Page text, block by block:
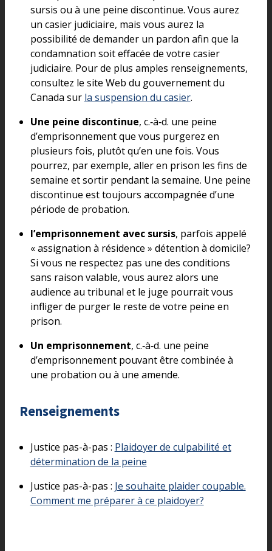
sursis ou à une peine discontinue. Vous aurez
un casier judiciaire, mais vous aurez la
possibilité de demander un pardon afin que la
condamnation soit effacée de votre casier
judiciaire. Pour de plus amples renseignements,
consultez le site Web du gouvernement du
Canada sur la suspension du casier.
Une peine discontinue, c.‑à‑d. une peine
d’emprisonnement que vous purgerez en
plusieurs fois, plutôt qu’en une fois. Vous
pourrez, par exemple, aller en prison les fins de
semaine et sortir pendant la semaine. Une peine
discontinue est toujours accompagnée d’une
période de probation.
l’emprisonnement avec sursis, parfois appelé
« assignation à résidence » détention à domicile?
Si vous ne respectez pas une des conditions
sans raison valable, vous aurez alors une
audience au tribunal et le juge pourrait vous
infliger de purger le reste de votre peine en
prison.
Un emprisonnement, c.‑à‑d. une peine
d’emprisonnement pouvant être combinée à
une probation ou à une amende.
Renseignements
Justice pas-à-pas : Plaidoyer de culpabilité et
détermination de la peine
Justice pas-à-pas : Je souhaite plaider coupable.
Comment me préparer à ce plaidoyer?